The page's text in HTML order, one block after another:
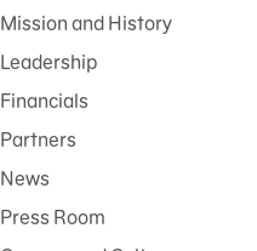
Mission and History
Leadership
Financials
Partners
News
Press Room